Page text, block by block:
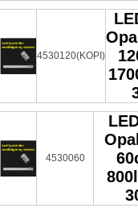
4530120(KOPI)
4530060